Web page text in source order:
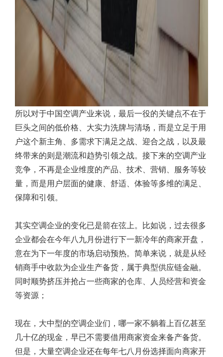
所以对于中国空调产业来说，最后一役的关键点不在于
巨头之间的低价格、大实力洗牌与清场，而是立足于用
户这个新主角、多需求下满足之战、迎合之战，以及最
终带来的则是潮流和趋势引领之战。接下来的空调产业
竞争，不再是企业维度的产品、技术、营销、服务等较
量，而是用户层面的健康、舒适、体验等多维的满足、
保障和引领。
其实空调企业的变化已是箭在弦上。比如说，过去很多
企业都会在今年八九月份进行下一新冷年的商家开盘，
意在为下一年度的市场启动预热。简单来说，就是从经
销商手中收款为企业生产备货，属于典型供应链金融。
同时顺势挤压并抢占一些商家的仓库、人员经营和资金
等资源；
现在，大中型的空调企业们，哪一家不躺着上百亿甚至
几十亿的现金，早已不需要借用商家资金来备产备货。
但是，大量空调企业还在每年七八月份选择面向商家开